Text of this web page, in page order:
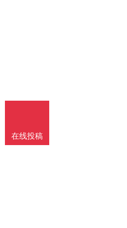
在线投稿